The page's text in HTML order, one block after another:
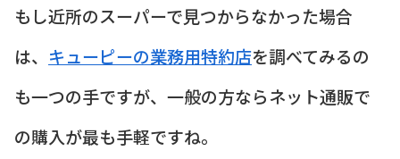
もし近所のスーパーで見つからなかった場合
は、 キューピーの業務用特約店を調べてみるの
も一つの手ですが、一般の方ならネット通販で
の購入が最も手軽ですね。